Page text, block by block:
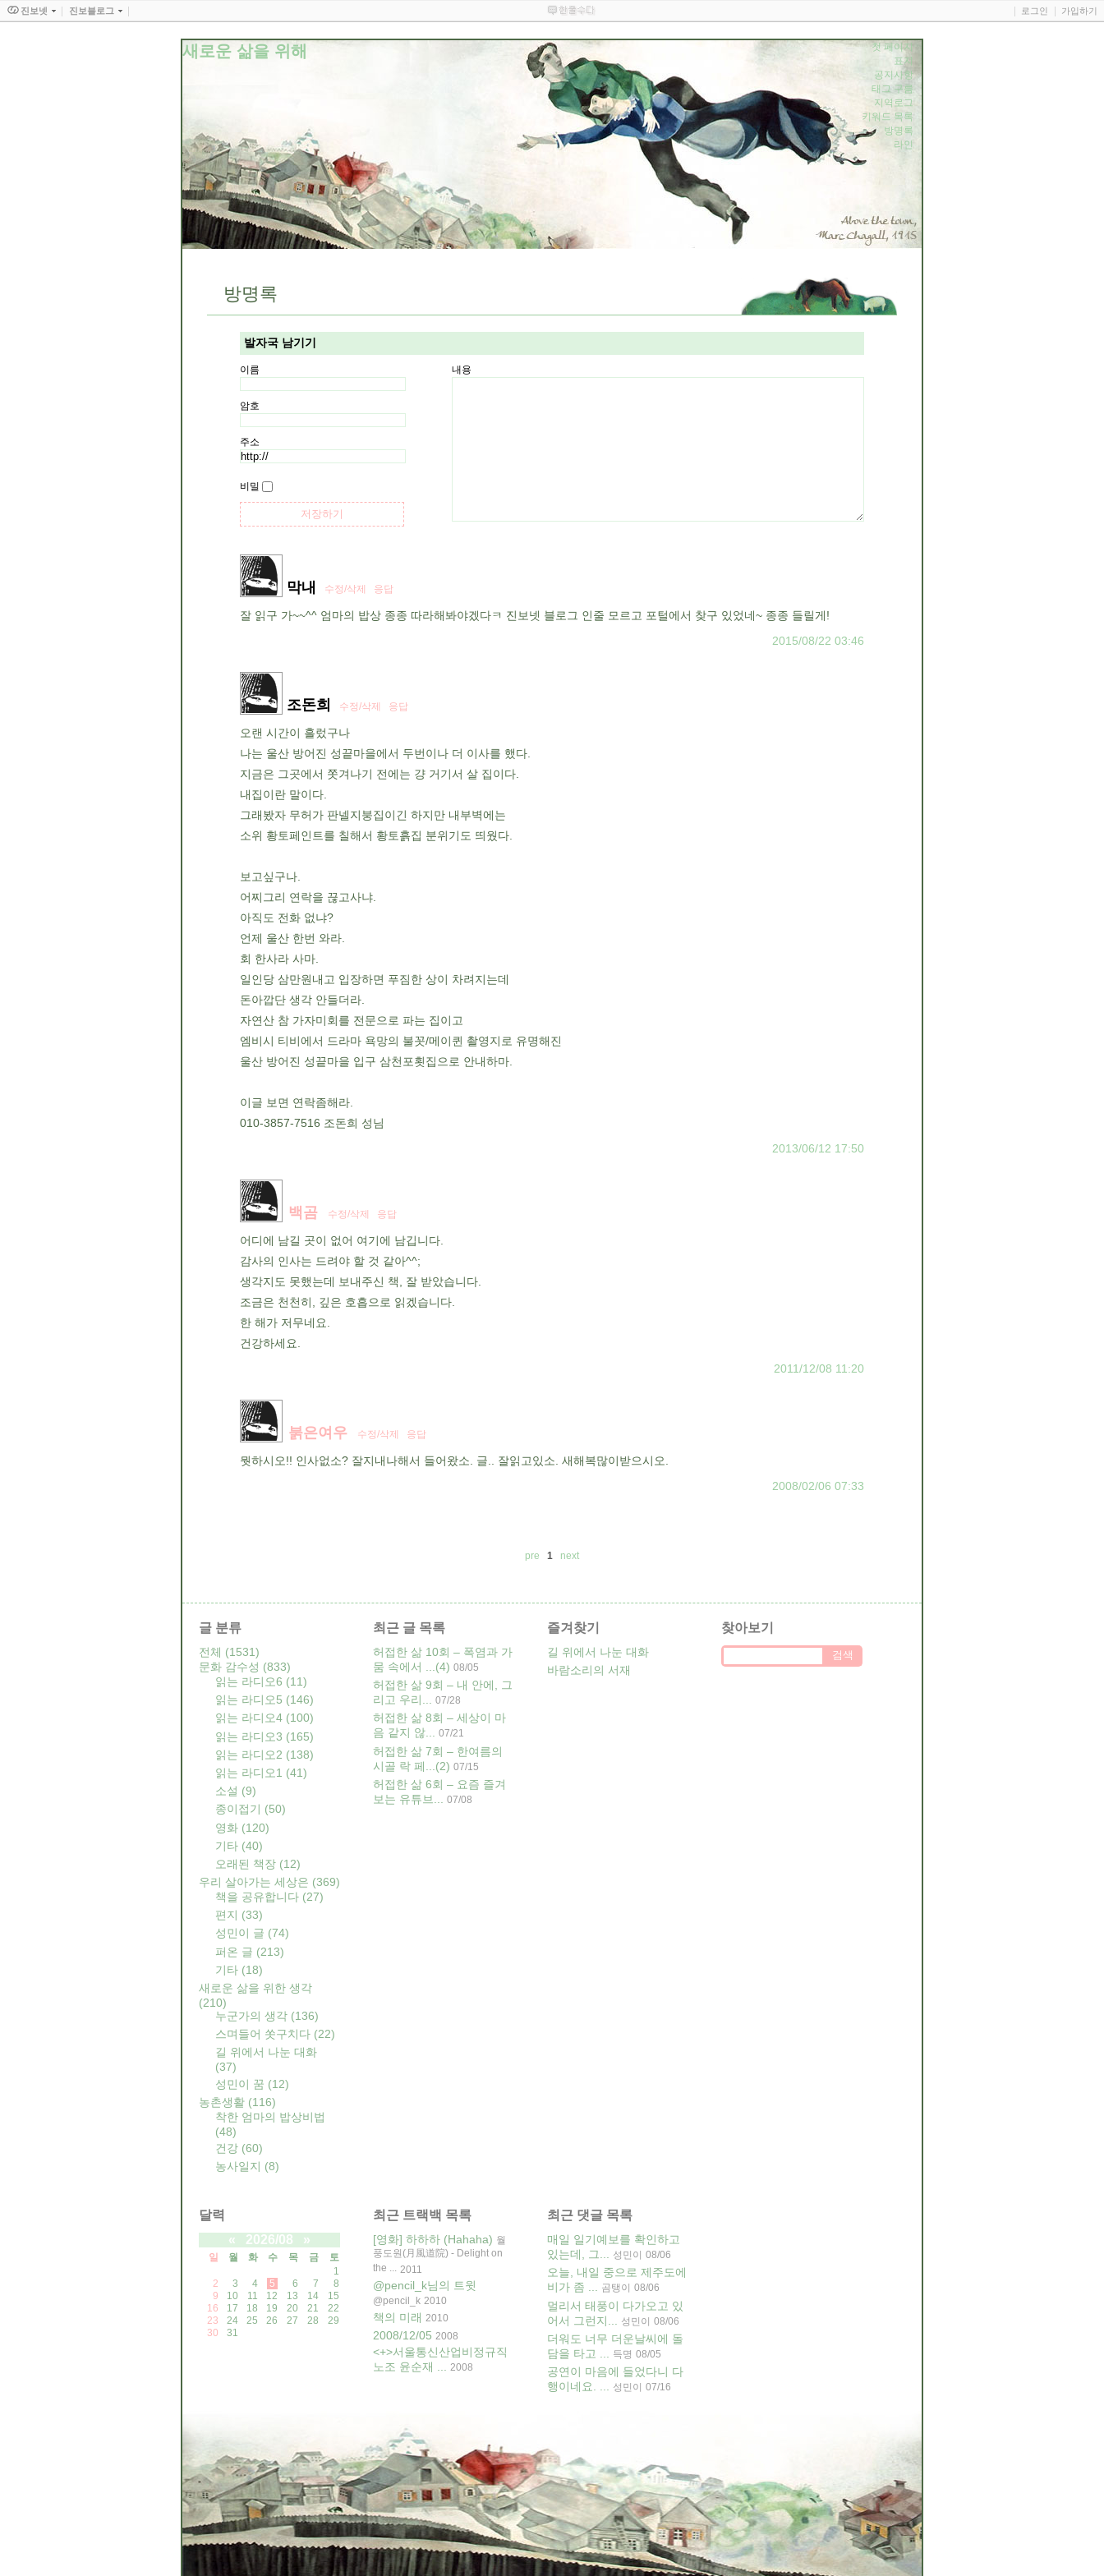
새로운 삶을 위해
첫 페이지
표지
공지사항
태그 구름
지역로그
키워드 목록
방명록
라인
방명록
발자국 남기기
이름
암호
주소
비밀
내용
막내 수정/삭제 응답
잘 읽구 가~~^^ 엄마의 밥상 종종 따라해봐야겠다ㅋ 진보넷 블로그 인줄 모르고 포털에서 찾구 있었네~ 종종 들릴게!
2015/08/22 03:46
조돈희 수정/삭제 응답
오랜 시간이 흘렀구나
나는 울산 방어진 성끝마을에서 두번이나 더 이사를 했다.
지금은 그곳에서 쫏겨나기 전에는 걍 거기서 살 집이다.
내집이란 말이다.
그래봤자 무허가 판넬지붕집이긴 하지만 내부벽에는
소위 황토페인트를 칠해서 황토흙집 분위기도 띄웠다.
보고싶구나.
어찌그리 연락을 끊고사냐.
아직도 전화 없냐?
언제 울산 한번 와라.
회 한사라 사마.
일인당 삼만원내고 입장하면 푸짐한 상이 차려지는데
돈아깝단 생각 안들더라.
자연산 참 가자미회를 전문으로 파는 집이고
엠비시 티비에서 드라마 욕망의 불꼿/메이퀸 촬영지로 유명해진
울산 방어진 성끝마을 입구 삼천포횟집으로 안내하마.
이글 보면 연락좀해라.
010-3857-7516 조돈희 성님
2013/06/12 17:50
백곰 수정/삭제 응답
어디에 남길 곳이 없어 여기에 남깁니다.
감사의 인사는 드려야 할 것 같아^^;
생각지도 못했는데 보내주신 책, 잘 받았습니다.
조금은 천천히, 깊은 호흡으로 읽겠습니다.
한 해가 저무네요.
건강하세요.
2011/12/08 11:20
붉은여우 수정/삭제 응답
뭣하시오!! 인사없소? 잘지내나해서 들어왔소. 글.. 잘읽고있소. 새해복많이받으시오.
2008/02/06 07:33
pre 1 next
글 분류
전체 (1531)
문화 감수성 (833)
읽는 라디오6 (11)
읽는 라디오5 (146)
읽는 라디오4 (100)
읽는 라디오3 (165)
읽는 라디오2 (138)
읽는 라디오1 (41)
소설 (9)
종이접기 (50)
영화 (120)
기타 (40)
오래된 책장 (12)
우리 살아가는 세상은 (369)
책을 공유합니다 (27)
편지 (33)
성민이 글 (74)
퍼온 글 (213)
기타 (18)
새로운 삶을 위한 생각
(210)
누군가의 생각 (136)
스며들어 쏫구치다 (22)
길 위에서 나눈 대화
(37)
성민이 꿈 (12)
농촌생활 (116)
착한 엄마의 밥상비법
(48)
건강 (60)
농사일지 (8)
최근 글 목록
허접한 삶 10회 – 폭염과 가
뭄 속에서 ... (4) 08/05
허접한 삶 9회 – 내 안에, 그
리고 우리...
07/28
허접한 삶 8회 – 세상이 마
음 같지 않... 07/21
허접한 삶 7회 – 한여름의
시골 락 페... (2) 07/15
허접한 삶 6회 – 요즘 즐겨
보는 유튜브...
07/08
즐겨찾기
길 위에서 나눈 대화
바람소리의 서재
찾아보기
달력
«
2026/08 »
일 월 화 수 목 금
토
1
2
3 4 5 6 7
8
9
10 11 12 13 14
15
16
17 18 19 20 21
22
23
24 25 26 27 28
29
30
31
최근 트랙백 목록
[영화] 하하하 (Hahaha) 월
풍도원(月風道院) - Delight on
the ... 2011
@pencil_k님의 트윗
@pencil_k 2010
책의 미래 2010
2008/12/05 2008
<+>서울통신산업비정규직
노조 윤순재 ...
2008
최근 댓글 목록
매일 일기예보를 확인하고
있는데, 그...
성민이 08/06
오늘, 내일 중으로 제주도에
비가 좀 ... 곰탱이 08/06
멀리서 태풍이 다가오고 있
어서 그런지...
성민이 08/06
더워도 너무 더운날씨에 돌
담을 타고 ...
득명 08/05
공연이 마음에 들었다니 다
행이네요. ...
성민이 07/16
진보넷 진보블로그 로그인 가입하기